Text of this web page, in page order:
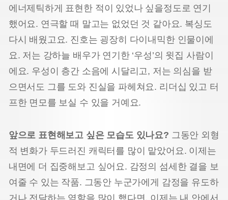
에너제틱하게 표현한 적이 있었나 싶을정도로 연기
했어요. 연극할 때 말고는 없었던 것 같아요. 복싱도
다시 배웠고요. 진호는 굉장히 다이내믹한 인물이에
요. 저는 강하늘 배우가 연기한 ‘우성’의 윗집 사람이
에요. 우성이 층간 소음에 시달리고, 저는 의심을 받
으면서도 그를 도와 진실을 파헤쳐요. 리더십 있고 터
프한 면모를 보실 수 있을 거예요.
앞으로 표현해보고 싶은 모습도 있나요? 그동안 외형
적 변화가 두드러진 캐릭터를 많이 맡았어요. 이제는
내면에 더 집중해보고 싶어요. 감정의 섬세한 결을 보
여줄 수 있는 작품. 그동안 누군가에게 감정을 유도하
거나 전달하는 역할을 많이 했다면, 이제는 내 안에서